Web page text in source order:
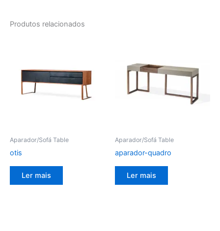
Produtos relacionados
Aparador/Sofá Table
otis
Ler mais
Aparador/Sofá Table
aparador-quadro
Ler mais